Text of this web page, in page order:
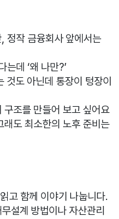
정작 금융회사 앞에서는
는데 ‘왜 나만?’
것도 아닌데 통장이 텅장이
조를 만들어 보고 싶어요
도 최소한의 노후 준비는
고 함께 이야기 나눕니다.
설계 방법이나 자산관리